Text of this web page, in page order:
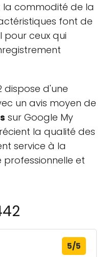
la commodité de la
font de
pour ceux qui
dispose d'une
un avis moyen de
sur Google My
la qualité des
service à la
et
5/5